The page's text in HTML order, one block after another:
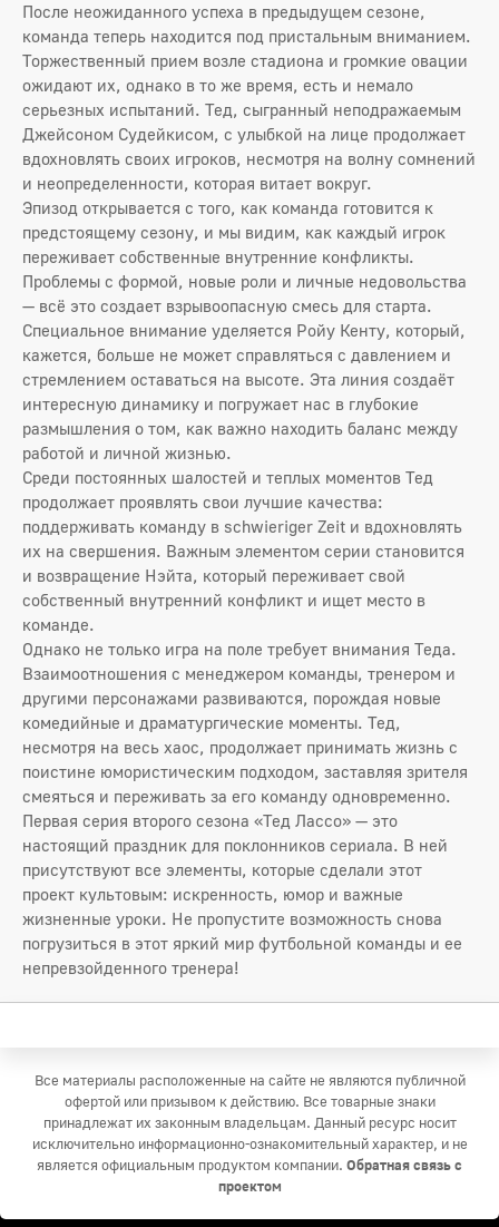
После неожиданного успеха в предыдущем сезоне,
команда теперь находится под пристальным вниманием.
Торжественный прием возле стадиона и громкие овации
ожидают их, однако в то же время, есть и немало
серьезных испытаний. Тед, сыгранный неподражаемым
Джейсоном Судейкисом, с улыбкой на лице продолжает
вдохновлять своих игроков, несмотря на волну сомнений
и неопределенности, которая витает вокруг.
Эпизод открывается с того, как команда готовится к
предстоящему сезону, и мы видим, как каждый игрок
переживает собственные внутренние конфликты.
Проблемы с формой, новые роли и личные недовольства
— всё это создает взрывоопасную смесь для старта.
Специальное внимание уделяется Ройу Кенту, который,
кажется, больше не может справляться с давлением и
стремлением оставаться на высоте. Эта линия создаёт
интересную динамику и погружает нас в глубокие
размышления о том, как важно находить баланс между
работой и личной жизнью.
Среди постоянных шалостей и теплых моментов Тед
продолжает проявлять свои лучшие качества:
поддерживать команду в schwieriger Zeit и вдохновлять
их на свершения. Важным элементом серии становится
и возвращение Нэйта, который переживает свой
собственный внутренний конфликт и ищет место в
команде.
Однако не только игра на поле требует внимания Теда.
Взаимоотношения с менеджером команды, тренером и
другими персонажами развиваются, порождая новые
комедийные и драматургические моменты. Тед,
несмотря на весь хаос, продолжает принимать жизнь с
поистине юмористическим подходом, заставляя зрителя
смеяться и переживать за его команду одновременно.
Первая серия второго сезона «Тед Лассо» — это
настоящий праздник для поклонников сериала. В ней
присутствуют все элементы, которые сделали этот
проект культовым: искренность, юмор и важные
жизненные уроки. Не пропустите возможность снова
погрузиться в этот яркий мир футбольной команды и ее
непревзойденного тренера!
Все материалы расположенные на сайте не являются публичной
офертой или призывом к действию. Все товарные знаки
принадлежат их законным владельцам. Данный ресурс носит
исключительно информационно-ознакомительный характер, и не
является официальным продуктом компании. Обратная связь с
проектом